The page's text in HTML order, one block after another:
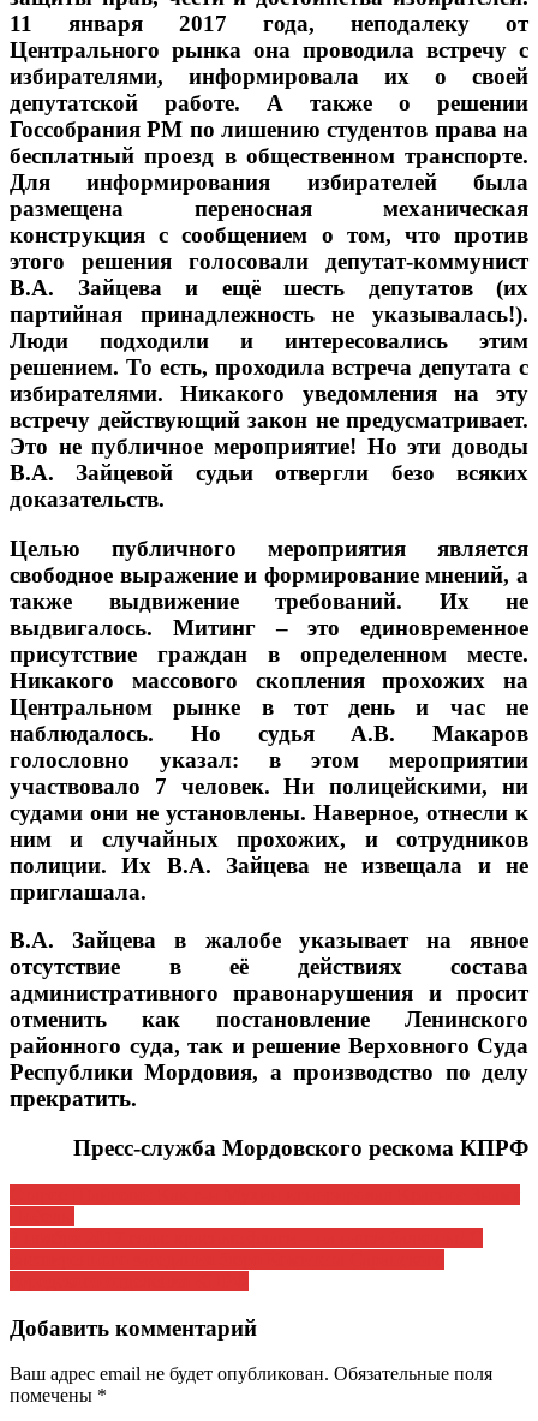
11 января 2017 года, неподалеку от
Центрального рынка она проводила встречу с
избирателями, информировала их о своей
депутатской работе. А также о решении
Госсобрания РМ по лишению студентов права на
бесплатный проезд в общественном транспорте.
Для информирования избирателей была
размещена переносная механическая
конструкция с сообщением о том, что против
этого решения голосовали депутат-коммунист
В.А. Зайцева и ещё шесть депутатов (их
партийная принадлежность не указывалась!).
Люди подходили и интересовались этим
решением. То есть, проходила встреча депутата с
избирателями. Никакого уведомления на эту
встречу действующий закон не предусматривает.
Это не публичное мероприятие! Но эти доводы
В.А. Зайцевой судьи отвергли безо всяких
доказательств.
Целью публичного мероприятия является
свободное выражение и формирование мнений, а
также выдвижение требований. Их не
выдвигалось. Митинг – это единовременное
присутствие граждан в определенном месте.
Никакого массового скопления прохожих на
Центральном рынке в тот день и час не
наблюдалось. Но судья А.В. Макаров
голословно указал: в этом мероприятии
участвовало 7 человек. Ни полицейскими, ни
судами они не установлены. Наверное, отнесли к
ним и случайных прохожих, и сотрудников
полиции. Их В.А. Зайцева не извещала и не
приглашала.
В.А. Зайцева в жалобе указывает на явное
отсутствие в её действиях состава
административного правонарушения и просит
отменить как постановление Ленинского
районного суда, так и решение Верховного Суда
Республики Мордовия, а производство по делу
прекратить.
Пресс-служба Мордовского рескома КПРФ
Навигация
по
записям
Добавить комментарий
Ваш адрес email не будет опубликован. Обязательные поля
помечены *